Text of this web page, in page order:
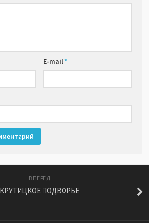
E-mail*
ВПЕРЕД
КРУТИЦКОЕ ПОДВОРЬЕ